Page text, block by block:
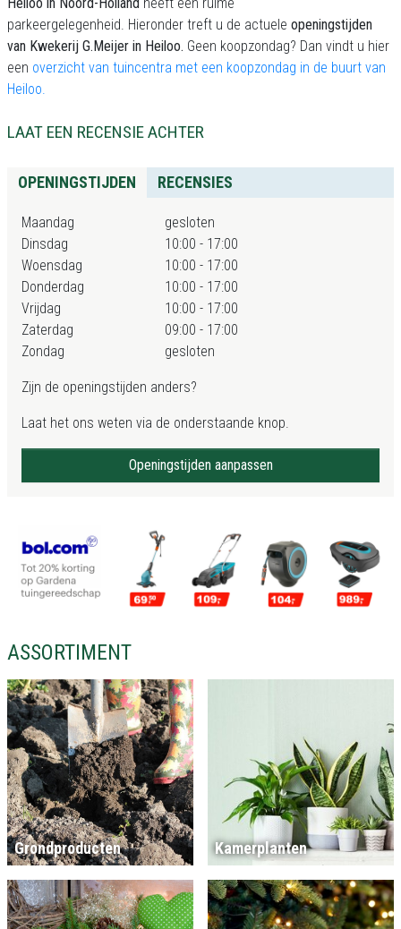
parkeergelegenheid. Hieronder treft u de actuele openingstijden
van Kwekerij G.Meijer in Heiloo. Geen koopzondag? Dan vindt u hier
een overzicht van tuincentra met een koopzondag in de buurt van
Heiloo.
LAAT EEN RECENSIE ACHTER
OPENINGSTIJDEN RECENSIES
Maandag
gesloten
Dinsdag
10:00 - 17:00
Woensdag
10:00 - 17:00
Donderdag
10:00 - 17:00
Vrijdag
10:00 - 17:00
Zaterdag
09:00 - 17:00
Zondag
gesloten
Zijn de openingstijden anders?
Laat het ons weten via de onderstaande knop.
Openingstijden aanpassen
ASSORTIMENT
Grondproducten Kamerplanten